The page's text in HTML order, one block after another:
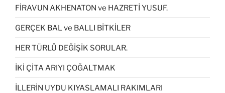
FİRAVUN AKHENATON ve HAZRETİ YUSUF.
GERÇEK BAL ve BALLI BİTKİLER
HER TÜRLÜ DEĞİŞİK SORULAR.
İKİ ÇİTA ARIYI ÇOĞALTMAK
İLLERİN UYDU KIYASLAMALI RAKIMLARI